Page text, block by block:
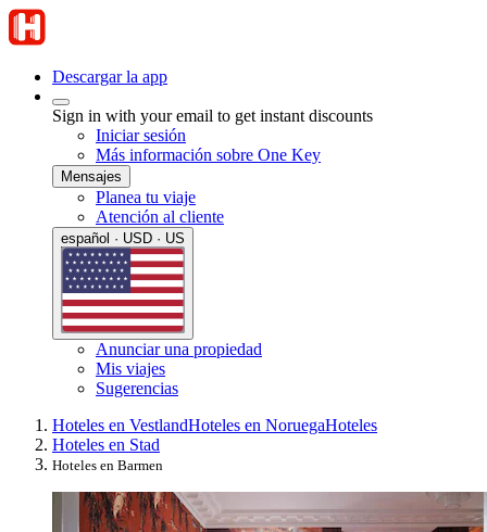
Descargar la app
Sign in with your email to get instant discounts
Iniciar sesión
Más información sobre One Key
Mensajes
Planea tu viaje
Atención al cliente
español · USD · US
Anunciar una propiedad
Mis viajes
Sugerencias
Hoteles en VestlandHoteles en NoruegaHoteles
Hoteles en Stad
Hoteles en Barmen